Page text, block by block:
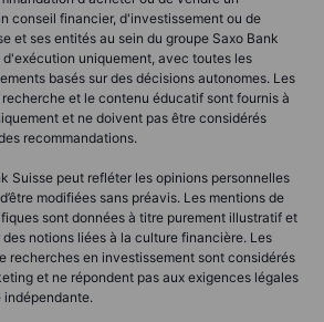
conseil financier, d'investissement ou de
et ses entités au sein du groupe Saxo Bank
uniquement, avec toutes les
basés sur des décisions autonomes. Les
et le contenu éducatif sont fournis à
et ne doivent pas être considérés
recommandations.
Suisse peut refléter les opinions personnelles
modifiées sans préavis. Les mentions de
sont données à titre purement illustratif et
notions liées à la culture financière. Les
recherches en investissement sont considérés
et ne répondent pas aux exigences légales
indépendante.